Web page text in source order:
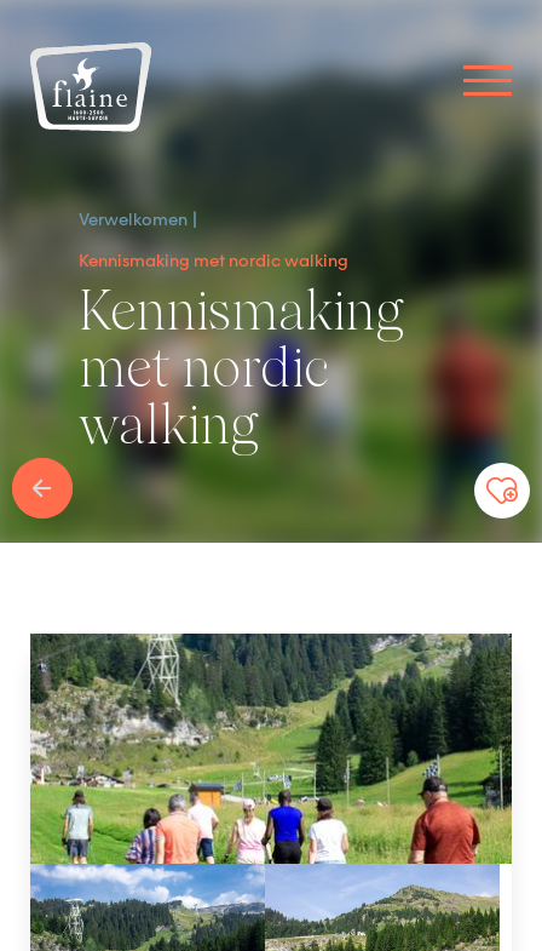
Verwelkomen
Kennismaking met nordic walking
Kennismaking
met nordic
walking